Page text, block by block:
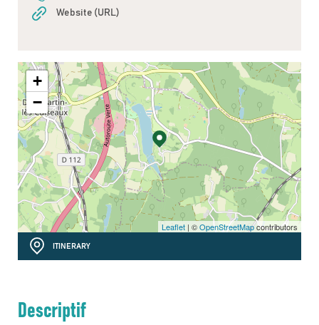
Website (URL)
+
−
Leaflet | ©OpenStreetMapcontributors
ITINERARY
Descriptif